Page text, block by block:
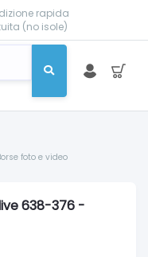
rapida
(no isole)
foto e video
638-376 -